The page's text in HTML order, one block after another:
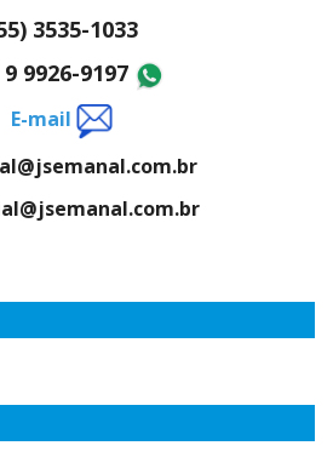
3535-1033
9926-9197
E-mail